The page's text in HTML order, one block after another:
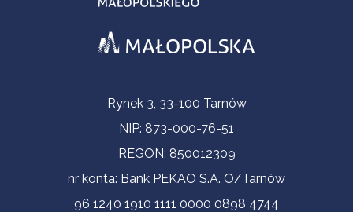
Informacje kontaktoweRynek 3, 33-100 Tarnów
NIP: 873-000-76-51
REGON: 850012309
nr konta: Bank PEKAO S.A. O/Tarnów
96 1240 1910 1111 0000 0898 4744